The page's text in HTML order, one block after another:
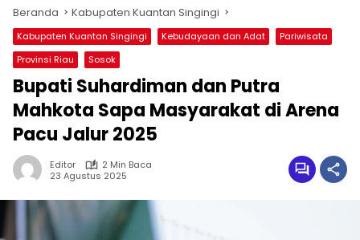
Beranda Kabupaten Kuantan Singingi
Kabupaten Kuantan Singingi Kebudayaan dan Adat
Pariwisata
Provinsi Riau
Sosok
Bupati Suhardiman dan Putra
Mahkota Sapa Masyarakat di Arena
Pacu Jalur 2025
Editor
2 Min Baca
23 Agustus 2025